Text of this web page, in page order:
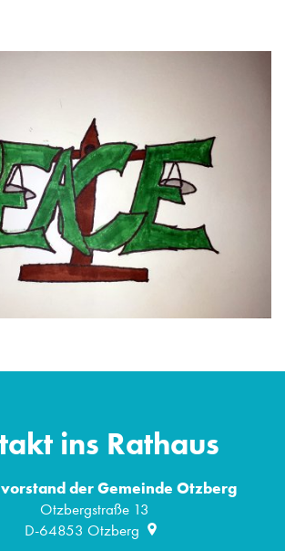
ins Rathaus
der Gemeinde Otzberg
Otzbergstraße 13
D-64853 Otzberg